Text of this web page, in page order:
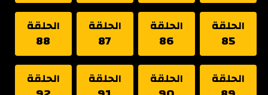
الحلقة
85
الحلقة
86
الحلقة
87
الحلقة
88
الحلقة الحلقة الحلقة الحلقة